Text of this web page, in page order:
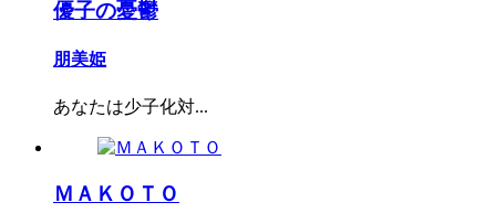
優子の憂鬱
朋美姫
あなたは少子化対...
ＭＡＫＯＴＯ